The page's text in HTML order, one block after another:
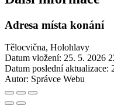
Adresa místa konání
Tělocvična, Holohlavy
Datum vložení: 25. 5. 2026
Datum poslední aktualizace:
Autor: Správce Webu